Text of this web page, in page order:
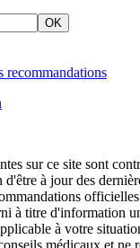
OK
recommandations
sur ce site sont
à jour des
à titre d'information
à votre